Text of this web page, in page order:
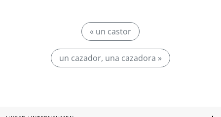
« un castor
un cazador, una cazadora »